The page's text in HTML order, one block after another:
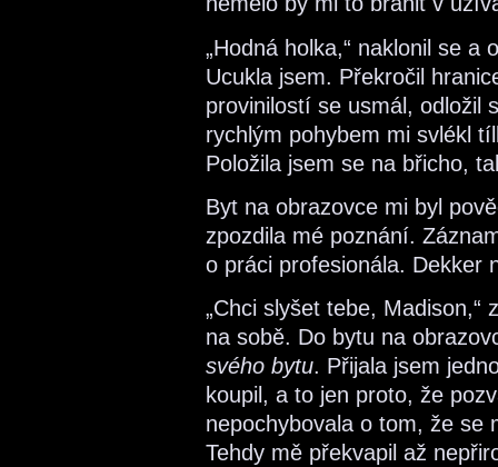
„Hodná holka,“ naklonil se
Ucukla jsem. Překročil
provinilostí se usmál, odložil
rychlým pohybem mi svlékl
Položila jsem se na břicho,
Byt na obrazovce mi byl
zpozdila mé poznání.
o práci profesionála. Dekker
„Chci slyšet tebe,
na sobě. Do bytu na
svého bytu. Přijala jsem
koupil, a to jen proto, že
nepochybovala o tom, že se
Tehdy mě překvapil až